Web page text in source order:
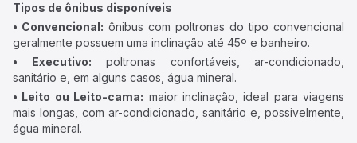
Tipos de ônibus disponíveis
• Convencional: ônibus com poltronas do tipo convencional
geralmente possuem uma inclinação até 45º e banheiro.
• Executivo: poltronas confortáveis, ar-condicionado,
sanitário e, em alguns casos, água mineral.
• Leito ou Leito-cama: maior inclinação, ideal para viagens
mais longas, com ar-condicionado, sanitário e, possivelmente,
água mineral.